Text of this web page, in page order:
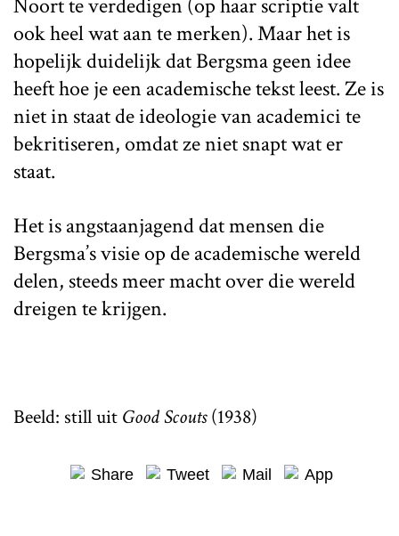
Noort te verdedigen (op haar scriptie valt
ook heel wat aan te merken). Maar het is
hopelijk duidelijk dat Bergsma geen idee
heeft hoe je een academische tekst leest. Ze is
niet in staat de ideologie van academici te
bekritiseren, omdat ze niet snapt wat er
staat.
Het is angstaanjagend dat mensen die
Bergsma’s visie op de academische wereld
delen, steeds meer macht over die wereld
dreigen te krijgen.
Beeld: still uit Good Scouts(1938)
Share Tweet Mail App